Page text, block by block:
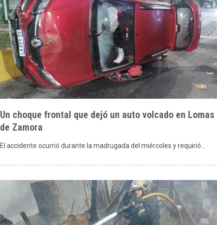
Un choque frontal que dejó un auto volcado en Lomas
de Zamora
El accidente ocurrió durante la madrugada del miércoles y requirió…